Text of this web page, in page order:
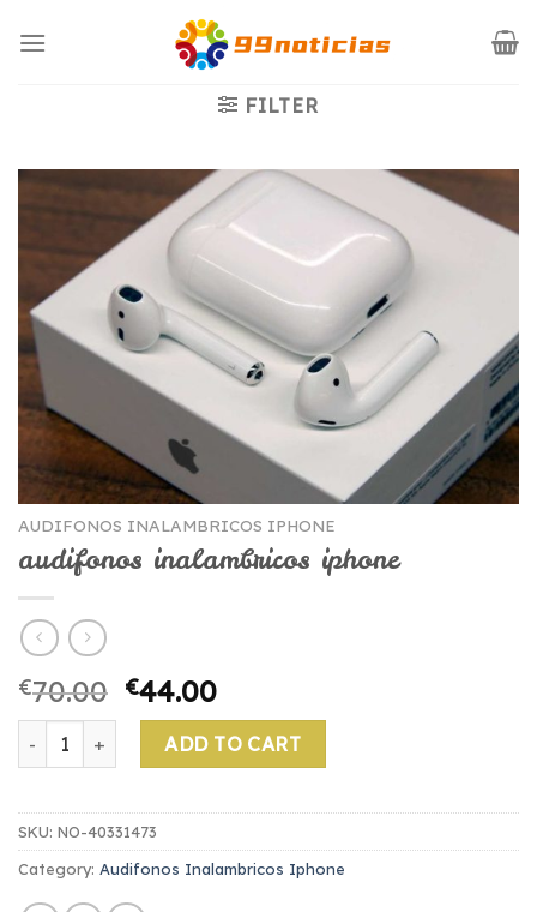
FILTER
AUDIFONOS INALAMBRICOS IPHONE
audifonos inalambricos iphone
€70.00 €44.00
audifonos inalambricos iphone quantity
ADD TO CART
SKU: NO-40331473
Category: Audifonos Inalambricos Iphone